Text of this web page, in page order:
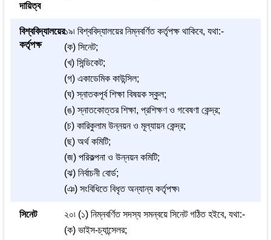
দায়িত্ব
বিশ্ববিদ্যালয়ের
কর্তৃপক্ষ
১৯৷ বিশ্ববিদ্যালয়ের নিম্নবর্ণিত কর্তৃপক্ষ থাকিবে, যথা:-
(ক) সিনেট;
(খ) সিন্ডিকেট;
(গ) একাডেমিক কাউন্সিল;
(ঘ) স্নাতকপূর্ব শিক্ষা বিষয়ক স্কুল;
(ঙ) স্নাতকোত্তর শিক্ষা, প্রশিক্ষণ ও গবেষণা কেন্দ্র;
(চ) কারিকুলাম উন্নয়ন ও মূল্যায়ন কেন্দ্র;
(ছ) অর্থ কমিটি;
(জ) পরিকল্পনা ও উন্নয়ন কমিটি;
(ঝ) নির্বাচনী বোর্ড;
(ঞ) সংবিধিতে বিধৃত অন্যান্য কর্তৃপক্ষ৷
সিনেট
২০৷ (১) নিম্নবর্ণিত সদস্য সমন্বয়ে সিনেট গঠিত হইবে, যথা:-
(ক) ভাইস-চ্যান্সেলর;